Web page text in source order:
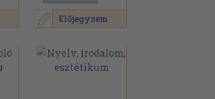
Előjegyzem